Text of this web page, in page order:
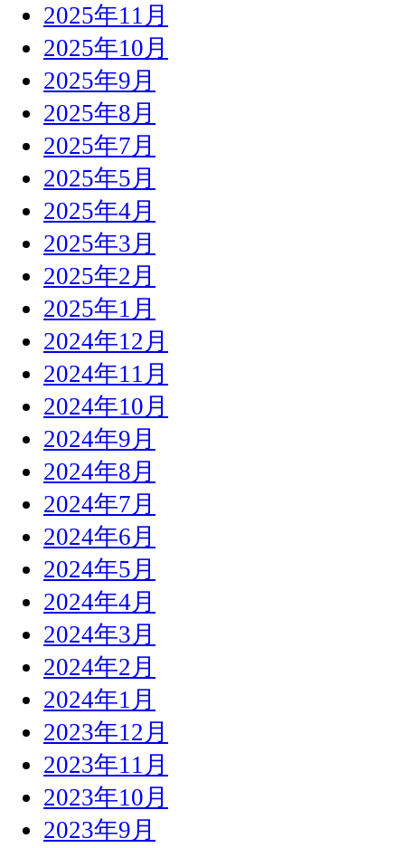
2025年11月
2025年10月
2025年9月
2025年8月
2025年7月
2025年5月
2025年4月
2025年3月
2025年2月
2025年1月
2024年12月
2024年11月
2024年10月
2024年9月
2024年8月
2024年7月
2024年6月
2024年5月
2024年4月
2024年3月
2024年2月
2024年1月
2023年12月
2023年11月
2023年10月
2023年9月